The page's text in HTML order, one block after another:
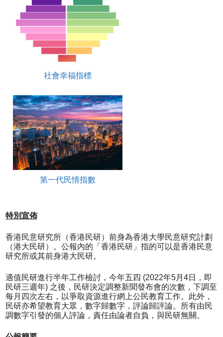
社會幸福指標
第一代民情指數
特別宣佈
香港民意研究所（香港民研）前身為香港大學民意研究計劃
（港大民研）。公報內的「香港民研」指的可以是香港民意
研究所或其前身港大民研。
適值民研進行半年工作檢討，今年五四 (2022年5月4日，即
民研三週年) 之後，民研決定調整新聞發布會的次數，下調至
每月四次左右，以爭取資源進行網上公民教育工作。此外，
民研亦希望教育大眾，數字歸數字，評論歸評論。所有由民
調數字引發的個人評論，責任由論者自負，與民研無關。